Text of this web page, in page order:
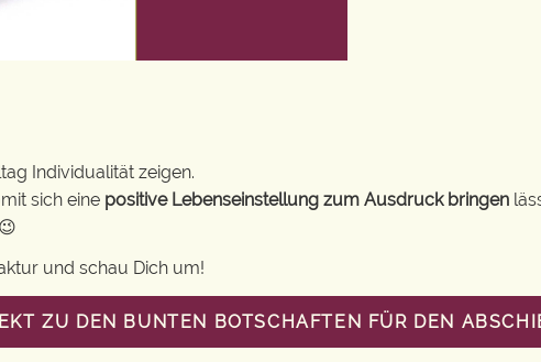
Individualität zeigen.
sich eine positive Lebenseinstellung zum Ausdruck bringen
und schau Dich um!
ZU DEN BUNTEN BOTSCHAFTEN FÜR DEN